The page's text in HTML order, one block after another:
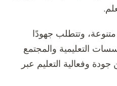
وتتطلب جهودًا
التعليمية والمجتمع
وفعالية التعليم عبر